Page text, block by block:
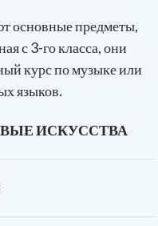
основные предметы,
с 3-го класса, они
курс по музыке или
языков.
ИСКУССТВА